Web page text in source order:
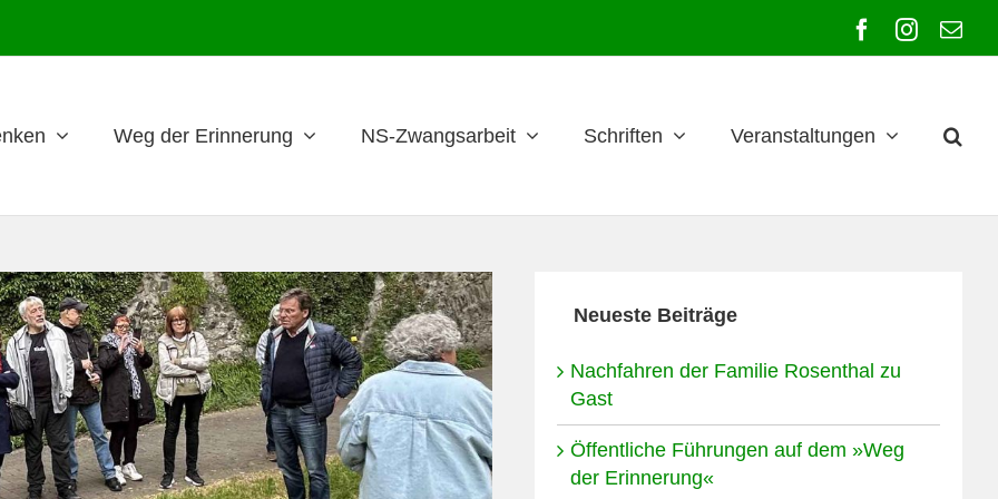
FacebookE-
Weg der Erinnerung NS-Zwangsarbeit Schriften Veranstaltungen
Neueste Beiträge
Nachfahren der Familie Rosenthal zu
Gast
Öffentliche Führungen auf dem »Weg
der Erinnerung«